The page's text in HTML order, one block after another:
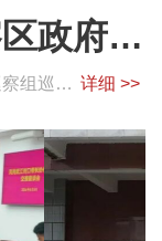
区委第二巡察组巡察区政府办公室党组、区机关事务服务中心党组反馈会召开
根据区委巡察工作部署安排，区委第二巡察组巡察区政府办公室党组、区机关事务服务中心党组反馈会议于8月4日召开。区委副书记、区长... 详细 >>